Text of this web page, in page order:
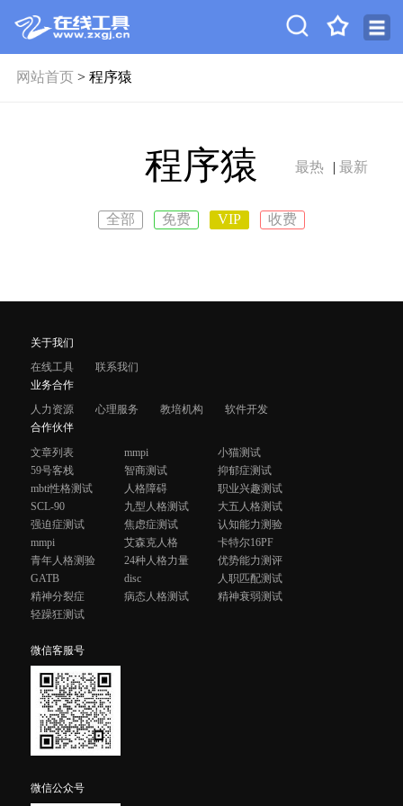
网站首页> 程序猿
最热 | 最新
程序猿
全部 免费 VIP 收费
关于我们
在线工具
联系我们
业务合作
人力资源
心理服务 教培机构
软件开发
合作伙伴
文章列表
mmpi
小猫测试
59号客栈
智商测试
抑郁症测试
mbti性格测试
人格障碍
职业兴趣测试
SCL-90
九型人格测试
大五人格测试
强迫症测试
焦虑症测试
认知能力测验
mmpi
艾森克人格
卡特尔16PF
青年人格测验
24种人格力量
优势能力测评
GATB
disc
人职匹配测试
精神分裂症
病态人格测试
精神衰弱测试
轻躁狂测试
微信客服号
微信公众号